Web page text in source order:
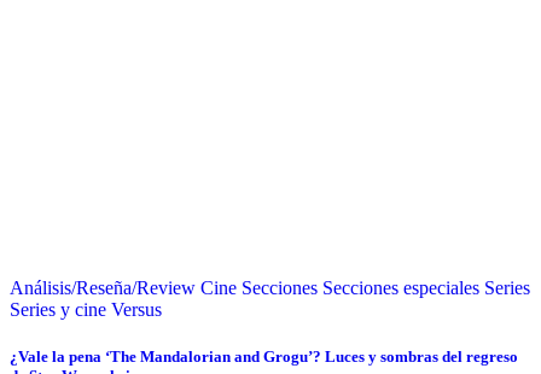
Análisis/Reseña/Review Cine Secciones Secciones especiales Series
Series y cine Versus
¿Vale la pena ‘The Mandalorian and Grogu’? Luces y sombras del regreso